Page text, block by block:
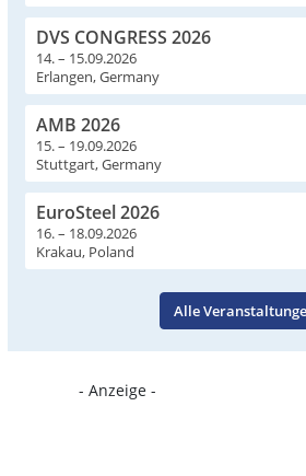
DVS CONGRESS 2026
14. – 15.09.2026
Erlangen, Germany
AMB 2026
15. – 19.09.2026
Stuttgart, Germany
EuroSteel 2026
16. – 18.09.2026
Krakau, Poland
Alle
- Anzeige -